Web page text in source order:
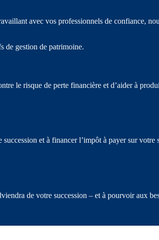
avec vos professionnels de confiance,
de gestion de patrimoine.
le risque de perte financière et d’aider à
et à financer l’impôt à payer sur votre
de votre succession – et à pourvoir aux